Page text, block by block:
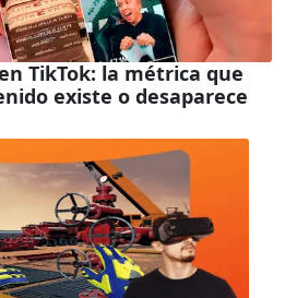
TikTok: la métrica que
existe o desaparece